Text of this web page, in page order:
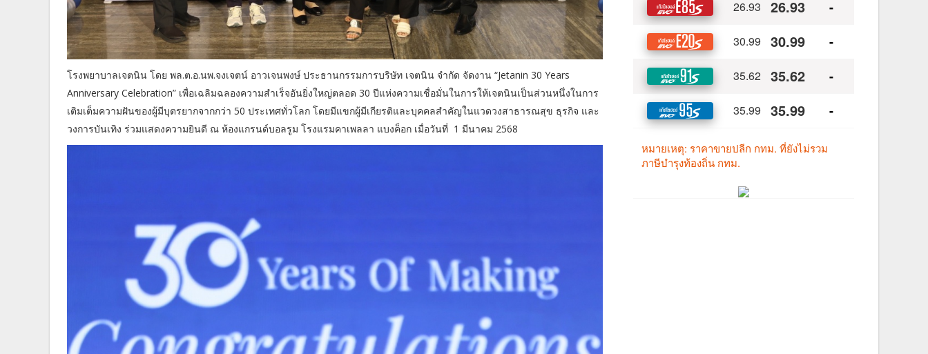
โรงพยาบาลเจตนิน โดย พล.ต.อ.นพ.จงเจตน์ อาวเจนพงษ์ ประธานกรรมการบริษัท เจตนิน จำกัด จัดงาน “Jetanin 30 Years
Anniversary Celebration” เพื่อเฉลิมฉลองความสำเร็จอันยิ่งใหญ่ตลอด 30 ปีแห่งความเชื่อมั่นในการให้เจตนินเป็นส่วนหนึ่งในการ
เติมเต็มความฝันของผู้มีบุตรยากจากกว่า 50 ประเทศทั่วโลก โดยมีแขกผู้มีเกียรติและบุคคลสำคัญในแวดวงสาธารณสุข ธุรกิจ และ
วงการบันเทิง ร่วมแสดงความยินดี ณ ห้องแกรนด์บอลรูม โรงแรมคาเพลลา แบงค็อก เมื่อวันที่ 1 มีนาคม 2568